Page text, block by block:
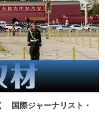
国際ジャーナリスト・